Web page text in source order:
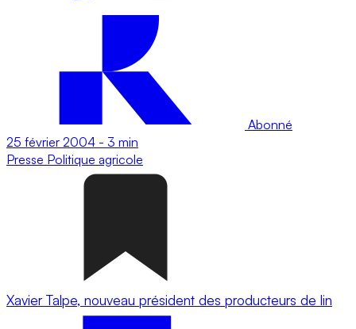
Abonné
25 février 2004 - 3 min
Presse Politique agricole
Xavier Talpe, nouveau président des producteurs de lin